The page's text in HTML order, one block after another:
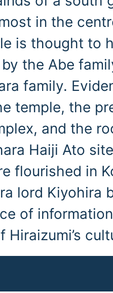
in the
is thought to
the Abe
family.
temple, the
and the
Haiji Ato
flourished in
lord Kiyohira
of
Hiraizumi’s